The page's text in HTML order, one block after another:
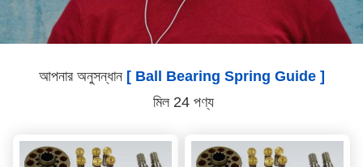
আপনার অনুসন্ধান [ Ball Bearing Spring Guide ]
মিল 24 পণ্য